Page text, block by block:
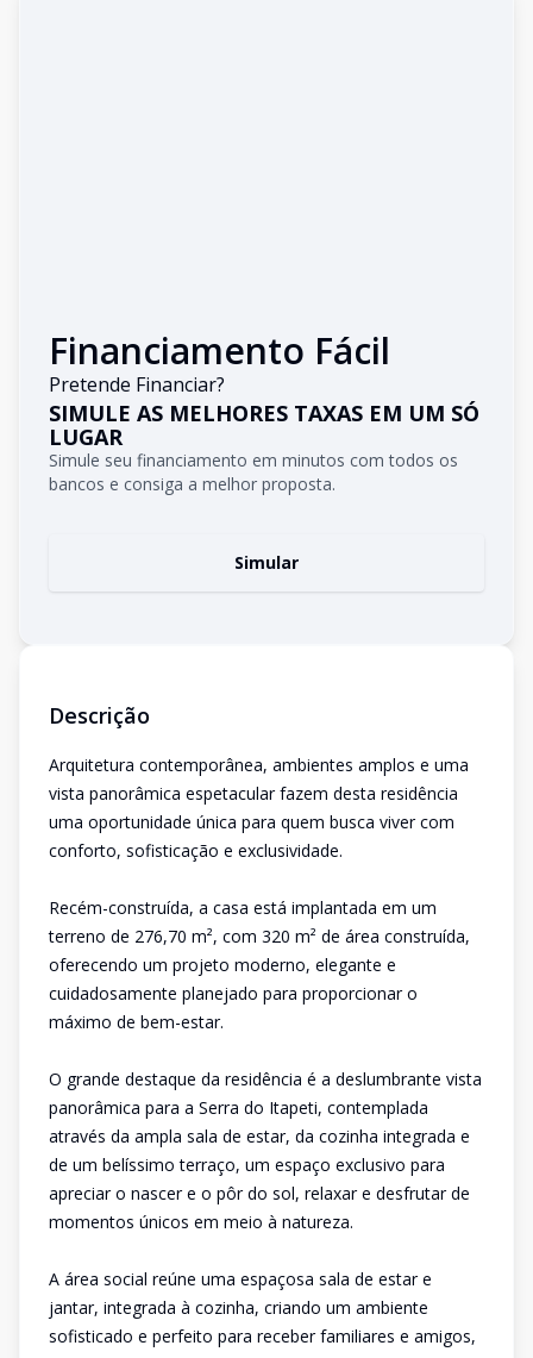
Financiamento Fácil
Pretende Financiar?
SIMULE AS MELHORES TAXAS EM UM SÓ
LUGAR
Simule seu financiamento em minutos com todos os
bancos e consiga a melhor proposta.
Simular
Descrição
Arquitetura contemporânea, ambientes amplos e uma
vista panorâmica espetacular fazem desta residência
uma oportunidade única para quem busca viver com
conforto, sofisticação e exclusividade.
Recém-construída, a casa está implantada em um
terreno de 276,70 m², com 320 m² de área construída,
oferecendo um projeto moderno, elegante e
cuidadosamente planejado para proporcionar o
máximo de bem-estar.
O grande destaque da residência é a deslumbrante vista
panorâmica para a Serra do Itapeti, contemplada
através da ampla sala de estar, da cozinha integrada e
de um belíssimo terraço, um espaço exclusivo para
apreciar o nascer e o pôr do sol, relaxar e desfrutar de
momentos únicos em meio à natureza.
A área social reúne uma espaçosa sala de estar e
jantar, integrada à cozinha, criando um ambiente
sofisticado e perfeito para receber familiares e amigos,